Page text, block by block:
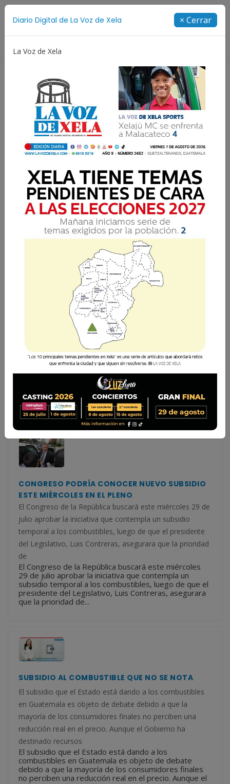
Diario Digital de La Voz de Xela × Cerrar
La Voz de Xela
Resultados para: Subsidio a Combustibles
¿SUBSIDIO TEMPORAL O SOLUCIÓN
ESTRUCTURAL EN EL COMBUSTIBLE?
El reciente debate sobre el subsidio que el Estado de
Guatemala pretende financiar para los combustibles
evidencia la necesidad de contar con políticas públicas
que realmente tengan un beneficio sostenible para la
población. Este
El reciente debate sobre el subsidio que el Estado de
Guatemala pretende financiar para los combustibles
evidencia la necesidad de contar con políticas públicas
que realmente tengan un beneficio sostenible para la
población. Este...
CONGRESO PODRÍA CONOCER NUEVO SUBSIDIO
ESTE MIÉRCOLES EN EL PLENO
El Congreso de la República buscará este miércoles 29 de
julio aprobar la iniciativa que contempla un subsidio
temporal a los combustibles, luego de que el presidente
del Legislativo, Luis Contreras, asegurara que la prioridad
de
El Congreso de la República buscará este miércoles
29 de julio aprobar la iniciativa que contempla un
subsidio temporal a los combustibles, luego de que el
presidente del Legislativo, Luis Contreras, asegurara
que la prioridad de...
SUBSIDIO AL COMBUSTIBLE QUE NO SE NOTA
El subsidio que el Estado está dando a los combustibles
en Guatemala es objeto de debate debido a que la
mayoría de los consumidores finales no perciben una
reducción real en el precio. Aunque el Gobierno ha
destinado recursos
El subsidio que el Estado está dando a los
combustibles en Guatemala es objeto de debate
debido a que la mayoría de los consumidores finales
no perciben una reducción real en el precio. Aunque el